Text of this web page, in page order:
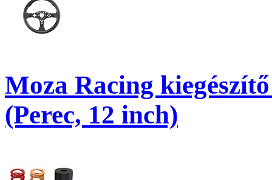
Moza Racing
(Perec, 12 inch)